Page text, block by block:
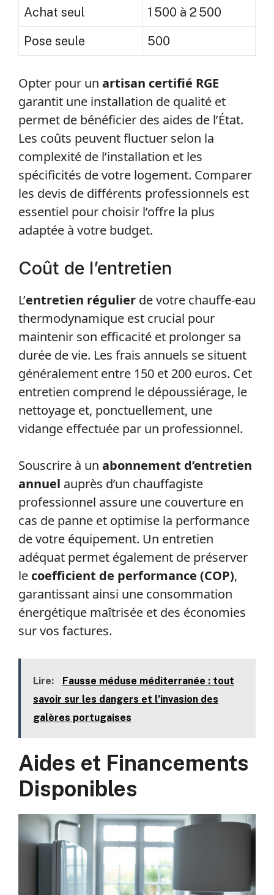
Achat seul
1 500 à 2 500
Pose seule
500
Opter pour un artisan certifié RGE
garantit une installation de qualité et
permet de bénéficier des aides de l’État.
Les coûts peuvent fluctuer selon la
complexité de l’installation et les
spécificités de votre logement. Comparer
les devis de différents professionnels est
essentiel pour choisir l’offre la plus
adaptée à votre budget.
Coût de l’entretien
L’entretien régulier de votre chauffe-eau
thermodynamique est crucial pour
maintenir son efficacité et prolonger sa
durée de vie. Les frais annuels se situent
généralement entre 150 et 200 euros. Cet
entretien comprend le dépoussiérage, le
nettoyage et, ponctuellement, une
vidange effectuée par un professionnel.
Souscrire à un abonnement d’entretien
annuel auprès d’un chauffagiste
professionnel assure une couverture en
cas de panne et optimise la performance
de votre équipement. Un entretien
adéquat permet également de préserver
le coefficient de performance (COP),
garantissant ainsi une consommation
énergétique maîtrisée et des économies
sur vos factures.
Lire:
Fausse méduse méditerranée : tout
savoir sur les dangers et l’invasion des
galères portugaises
Aides et Financements
Disponibles